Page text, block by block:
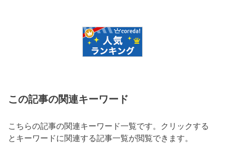
この記事の関連キーワード
こちらの記事の関連キーワード一覧です。クリックする
とキーワードに関連する記事一覧が閲覧できます。